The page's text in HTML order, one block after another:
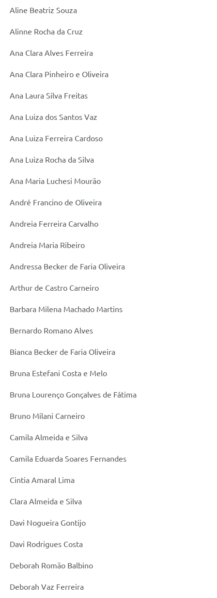
Aline Beatriz Souza
Alinne Rocha da Cruz
Ana Clara Alves Ferreira
Ana Clara Pinheiro e Oliveira
Ana Laura Silva Freitas
Ana Luiza dos Santos Vaz
Ana Luiza Ferreira Cardoso
Ana Luiza Rocha da Silva
Ana Maria Luchesi Mourão
André Francino de Oliveira
Andreia Ferreira Carvalho
Andreia Maria Ribeiro
Andressa Becker de Faria Oliveira
Arthur de Castro Carneiro
Barbara Milena Machado Martins
Bernardo Romano Alves
Bianca Becker de Faria Oliveira
Bruna Estefani Costa e Melo
Bruna Lourenço Gonçalves de Fátima
Bruno Milani Carneiro
Camila Almeida e Silva
Camila Eduarda Soares Fernandes
Cintia Amaral Lima
Clara Almeida e Silva
Davi Nogueira Gontijo
Davi Rodrigues Costa
Deborah Romão Balbino
Deborah Vaz Ferreira